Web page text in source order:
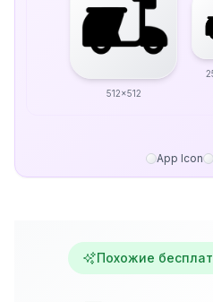
512x512
App Icon
Похожие